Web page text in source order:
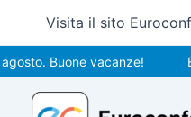
contenuto
Visita il sito
Buone vacanze!